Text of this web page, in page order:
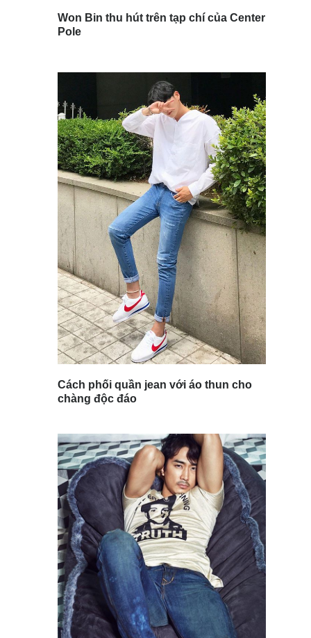
Won Bin thu hút trên tạp chí của Center
Pole
Cách phối quần jean với áo thun cho
chàng độc đáo